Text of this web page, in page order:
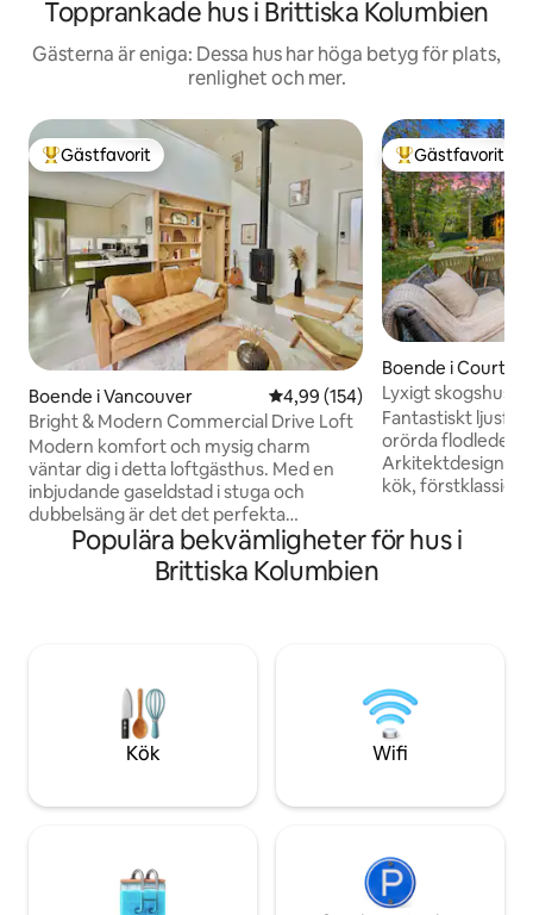
Topprankade hus i Brittiska Kolumbien
Gästerna är eniga: Dessa hus har höga betyg för plats,
renlighet och mer.
Populär gästfavorit
Gästfavorit
Boende i Vancouver 4,99 av 5 i genomsnittligt
4,99 (154)
Bright & Modern Commercial Drive Loft
Modern komfort och mysig charm
väntar dig i detta loftgästhus. Med en
inbjudande gaseldstad i stuga och
dubbelsäng är det det perfekta
utrymmet att koppla av efter en dags
utforskning! Detta fristående boende
har ett fullt utrustat kök, privat uteplats
barer och boutiquebutiker. Och Skytrain
ligger bara 7 minuters promenad bort.
Där modern stil möter mysig värme, vi
ser fram emot att vara värdar för dig!
Populär
Gästfavorit
Boende i
Lyxigt skogshus |
min till
Fantastiskt
orörda flodleder
Arkitektdesignat
kök, förstklassiga
Njut av din egen
trädgård med
kuraterad
★★★★★ "Ett
ställe" –
Populära bekvämligheter för hus i
Brittiska Kolumbien
Kök Wifi